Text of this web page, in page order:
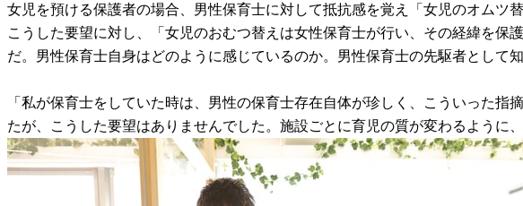
女児を預ける保護者の場合、男性保育士に対して抵抗感を覚え「女児のオムツ
こうした要望に対し、「女児のおむつ替えは女性保育士が行い、その経緯を
だ。男性保育士自身はどのように感じているのか。男性保育士の先駆者として
「私が保育士をしていた時は、男性の保育士存在自体が珍しく、こういった
たが、こうした要望はありませんでした。施設ごとに育児の質が変わるよう